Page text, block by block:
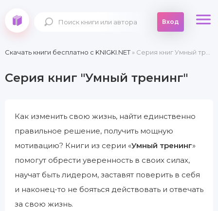
Вход
Скачать книги бесплатно c KNIGKI.NET» Серия книг Умный тренинг
Серия книг "Умный тренинг"
Как изменить свою жизнь, найти единственно
правильное решение, получить мощную
мотивацию? Книги из серии «Умный тренинг»
помогут обрести уверенность в своих силах,
научат быть лидером, заставят поверить в себя
и наконец-то не бояться действовать и отвечать
за свою жизнь.